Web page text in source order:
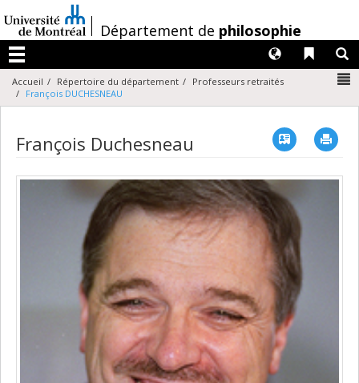
au
contenu
/Département de philosophie
Menu
Liens
Langues
Accueil Répertoire du département
Professeurs retraités
François DUCHESNEAU
François Duchesneau Vcard